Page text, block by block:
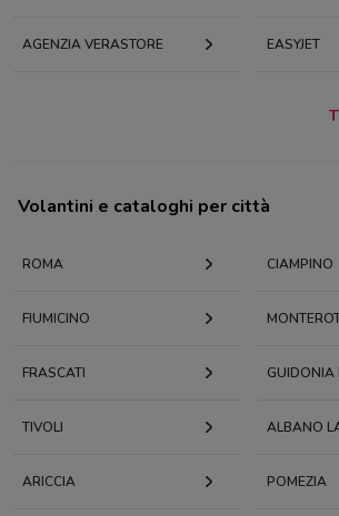
AGENZIA VERASTORE EASYJET
Volantini e cataloghi per città
ROMA CIAMPINO
FIUMICINO
FRASCATI GUIDONIA
TIVOLI ALBANO
ARICCIA POMEZIA